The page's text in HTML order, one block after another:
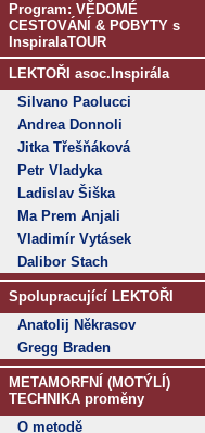
Program: VĚDOMÉ
CESTOVÁNÍ & POBYTY s
InspiralaTOUR
LEKTOŘI asoc.Inspirála
Silvano Paolucci
Andrea Donnoli
Jitka Třešňáková
Petr Vladyka
Ladislav Šiška
Ma Prem Anjali
Vladimír Vytásek
Dalibor Stach
Spolupracující LEKTOŘI
Anatolij Někrasov
Gregg Braden
METAMORFNÍ (MOTÝLÍ)
TECHNIKA proměny
O metodě